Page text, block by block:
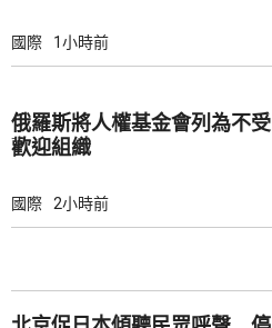
國際 1小時前
俄羅斯將人權基金會列為不受
歡迎組織
國際 2小時前